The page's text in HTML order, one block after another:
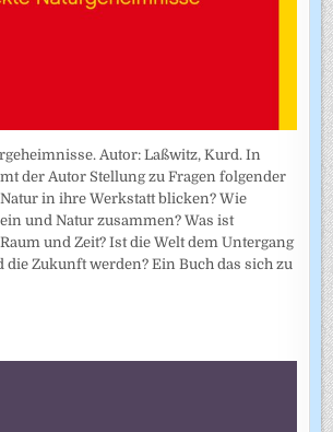
Autor: Laßwitz, Kurd. In
der Autor Stellung zu Fragen folgender
in ihre Werkstatt blicken? Wie
und Natur zusammen? Was ist
und Zeit? Ist die Welt dem Untergang
die Zukunft werden? Ein Buch das sich zu